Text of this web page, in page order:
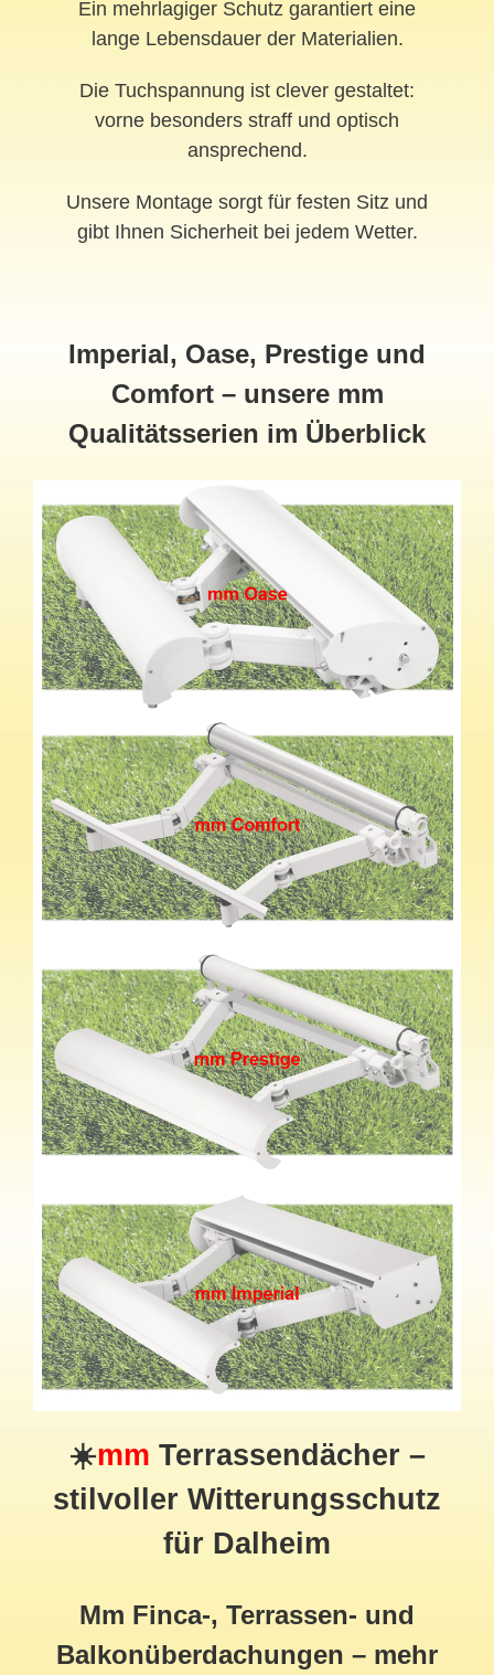
Ein mehrlagiger Schutz garantiert eine
lange Lebensdauer der Materialien.
Die Tuchspannung ist clever gestaltet:
vorne besonders straff und optisch
ansprechend.
Unsere Montage sorgt für festen Sitz und
gibt Ihnen Sicherheit bei jedem Wetter.
Imperial, Oase, Prestige und
Comfort – unsere mm
Qualitätsserien im Überblick
☀️mm Terrassendächer –
stilvoller Witterungsschutz
für Dalheim
Mm Finca-, Terrassen- und
Balkonüberdachungen – mehr